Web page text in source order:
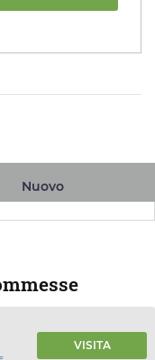
Nuovo
VISITA